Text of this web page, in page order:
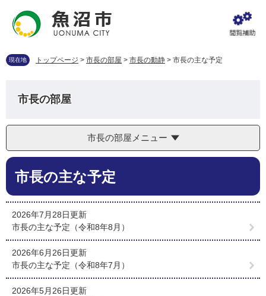
先
を現在地 トップページ > 市長の部屋 > 市長の動静 > 市長の主な予定
市長の部屋
市長の部屋メニュー
本
市長の主な予定
2026年7月28日更新
市長の主な予定（令和8年8月）
2026年6月26日更新
市長の主な予定（令和8年7月）
2026年5月26日更新